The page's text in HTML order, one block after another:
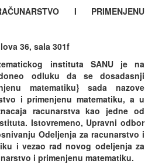
I PRIMENJENU
36, sala 301f
instituta SANU je na
odluku da se dosadasnji
matematiku} sada nazove
i primenjenu matematiku, a u
racunarstva kao jedne od
Istovremeno, Upravni odbor
Odeljenja za racunarstvo i
i vezao rad novog odeljenja za
i primenjenu matematiku.